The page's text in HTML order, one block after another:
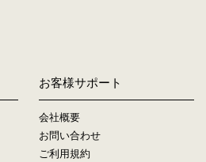
お客様サポート
会社概要
お問い合わせ
ご利用規約